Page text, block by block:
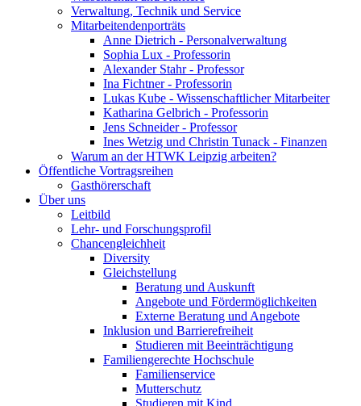
Verwaltung, Technik und Service
Mitarbeitendenporträts
Anne Dietrich - Personalverwaltung
Sophia Lux - Professorin
Alexander Stahr - Professor
Ina Fichtner - Professorin
Lukas Kube - Wissenschaftlicher Mitarbeiter
Katharina Gelbrich - Professorin
Jens Schneider - Professor
Ines Wetzig und Christin Tunack - Finanzen
Warum an der HTWK Leipzig arbeiten?
Öffentliche Vortragsreihen
Gasthörerschaft
Über uns
Leitbild
Lehr- und Forschungsprofil
Chancengleichheit
Diversity
Gleichstellung
Beratung und Auskunft
Angebote und Fördermöglichkeiten
Externe Beratung und Angebote
Inklusion und Barrierefreiheit
Studieren mit Beeinträchtigung
Familiengerechte Hochschule
Familienservice
Mutterschutz
Studieren mit Kind